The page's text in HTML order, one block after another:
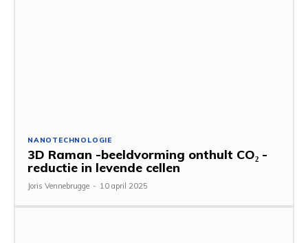
NANOTECHNOLOGIE
3D Raman -beeldvorming onthult CO₂ -
reductie in levende cellen
Joris Vennebrugge - 10 april 2025